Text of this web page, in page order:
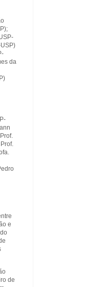
da
e
de